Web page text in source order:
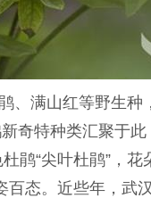
、满山红等野生
奇特种类汇聚于
鹃“尖叶杜鹃”，
百态。近些年，